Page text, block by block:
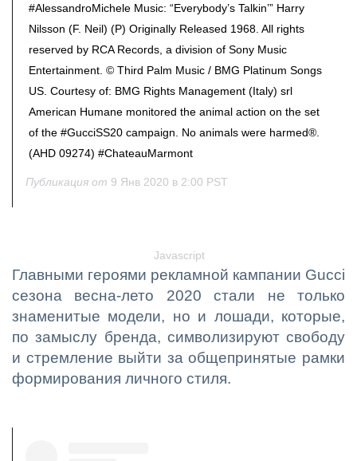
#AlessandroMichele Music: “Everybody’s Talkin’” Harry
Nilsson (F. Neil) (P) Originally Released 1968. All rights
reserved by RCA Records, a division of Sony Music
Entertainment. © Third Palm Music / BMG Platinum Songs
US. Courtesy of: BMG Rights Management (Italy) srl
American Humane monitored the animal action on the set
of the #GucciSS20 campaign. No animals were harmed®️.
(AHD 09274) #ChateauMarmont
Публикация от 9 Янв 2020 в 2:00 PST
Javascript
Главными героями рекламной кампании Gucci
сезона весна-лето 2020 стали не только
знаменитые модели, но и лошади, которые,
по замыслу бренда, символизируют свободу
и стремление выйти за общепринятые рамки
формирования личного стиля.